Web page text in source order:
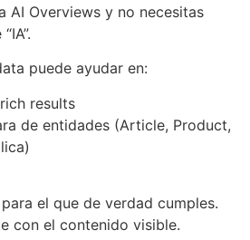
AI Overviews y no necesitas
puede ayudar en:
results
de entidades (Article, Product,
el que de verdad cumples.
con el contenido visible.